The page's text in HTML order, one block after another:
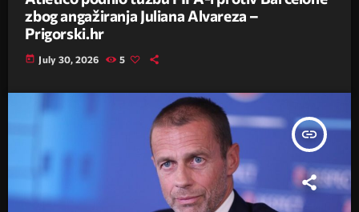
zbog angažiranja Juliana Alvareza –
Prigorski.hr
today July 30, 2026 5
insert_link